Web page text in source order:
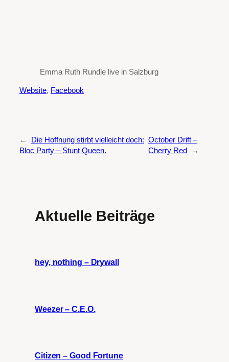
Emma Ruth Rundle live in Salzburg
Website, Facebook
←
Die Hoffnung stirbt vielleicht doch:
Bloc Party – Stunt Queen.
October Drift –
Cherry Red
→
Aktuelle Beiträge
hey, nothing – Drywall
Weezer – C.E.O.
Citizen – Good Fortune